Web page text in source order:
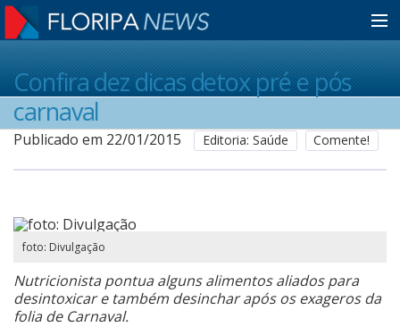
Home
Notícias
Classificados
Guia de Serviços
Confira dez dicas detox pré e pós
carnaval
Publicado em 22/01/2015 Editoria: Saúde Comente!
foto: Divulgação
Nutricionista pontua alguns alimentos aliados para
desintoxicar e também desinchar após os exageros da
folia de Carnaval.